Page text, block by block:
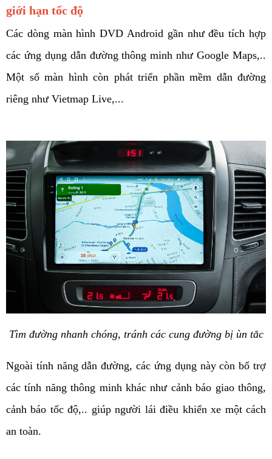
giới hạn tốc độ
Các dòng màn hình DVD Android gần như đều tích hợp
các ứng dụng dẫn đường thông minh như Google Maps,..
Một số màn hình còn phát triển phần mềm dẫn đường
riêng như Vietmap Live,...
Tìm đường nhanh chóng, tránh các cung đường bị ùn tắc
Ngoài tính năng dẫn đường, các ứng dụng này còn bổ trợ
các tính năng thông minh khác như cảnh báo giao thông,
cảnh báo tốc độ,.. giúp người lái điều khiển xe một cách
an toàn.